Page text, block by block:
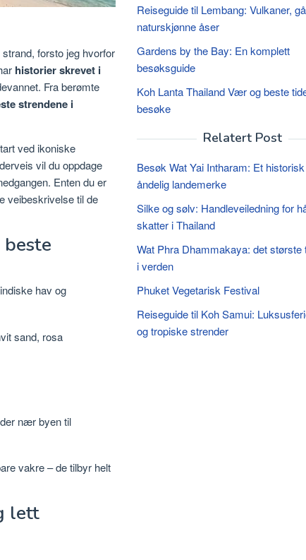
forsto jeg hvorfor
historier skrevet i
Fra berømte
strendene i
ved ikoniske
vil du oppdage
Enten du er
veibeskrivelse til de
hav og
sand, rosa
nær byen til
vakre – de tilbyr helt
lett
Reiseguide til Lembang: Vulkaner,
naturskjønne åser
Gardens by the Bay: En komplett
besøksguide
Koh Lanta Thailand Vær og beste
besøke
Relatert Post
Besøk Wat Yai Intharam: Et
åndelig landemerke
Silke og sølv: Handleveiledning for
skatter i Thailand
Wat Phra Dhammakaya: det største
i verden
Phuket Vegetarisk Festival
Reiseguide til Koh Samui:
og tropiske strender